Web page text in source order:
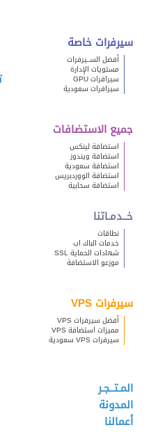
سيرفرات خاصة
أفضل الســيرفرات
مستويات الإدارة
سيرافرات GPU
سيرافرات سعودية
جميع الاستضافات
استضافة لينكس
استضافة ويندوز
استضافة سعودية
استضافة الووردبريس
استضافة سحابية
خــدمـاتنا
نطاقات
خدمات الباك اب
شهادات الحماية SSL
موزعو الاستضافة
سيرفرات VPS
أفضل سيرفرات VPS
مميزات استضافة VPS
سيرفرات VPS سعودية
المـتــجـر
المدونة
أعمالنا